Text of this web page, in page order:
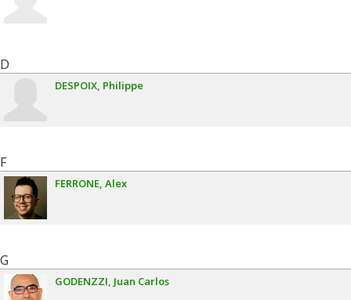
D
DESPOIX Philippe
F
FERRONE Alex
G
GODENZZI Juan Carlos